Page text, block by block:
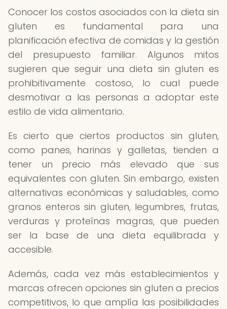
Conocer los costos asociados con la dieta sin
gluten es fundamental para una
planificación efectiva de comidas y la gestión
del presupuesto familiar. Algunos mitos
sugieren que seguir una dieta sin gluten es
prohibitivamente costoso, lo cual puede
desmotivar a las personas a adoptar este
estilo de vida alimentario.
Es cierto que ciertos productos sin gluten,
como panes, harinas y galletas, tienden a
tener un precio más elevado que sus
equivalentes con gluten. Sin embargo, existen
alternativas económicas y saludables, como
granos enteros sin gluten, legumbres, frutas,
verduras y proteínas magras, que pueden
ser la base de una dieta equilibrada y
accesible.
Además, cada vez más establecimientos y
marcas ofrecen opciones sin gluten a precios
competitivos, lo que amplía las posibilidades